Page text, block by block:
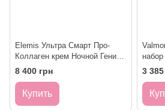
Elemis Ультра Смарт Про-
Коллаген крем Ночной Гений,
50 мл ULTRA SMART Pro-
Collagen Night Genius
8 400 грн
Купить
набор
3